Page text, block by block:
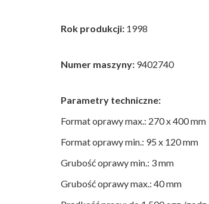
Rok produkcji: 1998
Numer maszyny: 9402740
Parametry techniczne:
Format oprawy max.: 270 x 400 mm
Format oprawy min.: 95 x 120 mm
Grubość oprawy min.: 3 mm
Grubość oprawy max.: 40 mm